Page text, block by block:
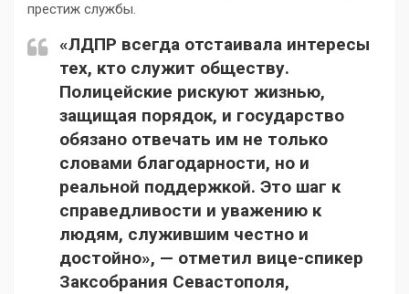
престиж службы.
«ЛДПР всегда отстаивала интересы
тех, кто служит обществу.
Полицейские рискуют жизнью,
защищая порядок, и государство
обязано отвечать им не только
словами благодарности, но и
реальной поддержкой. Это шаг к
справедливости и уважению к
людям, служившим честно и
достойно», — отметил вице-спикер
Заксобрания Севастополя,